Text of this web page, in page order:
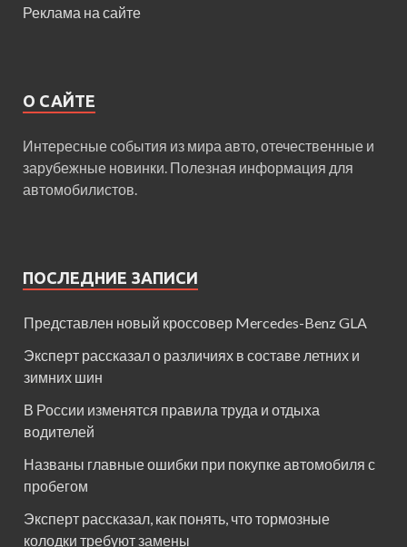
Реклама на сайте
О САЙТЕ
Интересные события из мира авто, отечественные и
зарубежные новинки. Полезная информация для
автомобилистов.
ПОСЛЕДНИЕ ЗАПИСИ
Представлен новый кроссовер Mercedes-Benz GLA
Эксперт рассказал о различиях в составе летних и
зимних шин
В России изменятся правила труда и отдыха
водителей
Названы главные ошибки при покупке автомобиля с
пробегом
Эксперт рассказал, как понять, что тормозные
колодки требуют замены